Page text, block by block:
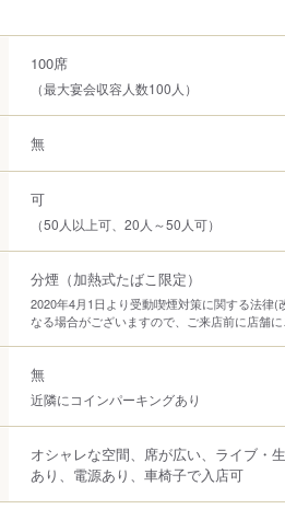
100席
（最大宴会収容人数100人）
無
可
（50人以上可、20人～50人可）
分煙（加熱式たばこ限定）
2020年4月1日より受動喫煙対策に関する法律
なる場合がございますので、ご来店前に店舗に
無
近隣にコインパーキングあり
オシャレな空間、席が広い、ライブ・
あり、電源あり、車椅子で入店可